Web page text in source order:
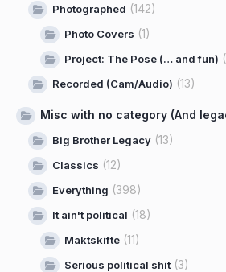
Photographed (142)
Photo Covers (1)
Project: The Pose (… and fun)
Recorded (Cam/Audio) (13)
Misc with no category (And
Big Brother Legacy (13)
Classics (12)
Everything (398)
It ain't political (18)
Maktskifte (11)
Serious political shit (3)